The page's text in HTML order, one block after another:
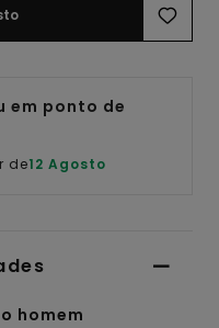
em ponto de
de12 Agosto
homem